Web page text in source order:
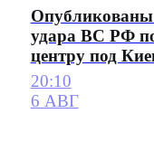
Опубликованы
удара ВС РФ
центру под
20:10
6 АВГ